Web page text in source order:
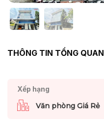
THÔNG TIN TỔNG QUAN
Xếp hạng
Văn phòng Giá Rẻ